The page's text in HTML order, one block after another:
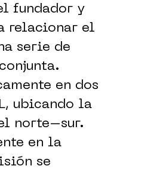
fundador y
relacionar el
serie de
en dos
ubicando la
norte–sur.
en la
se